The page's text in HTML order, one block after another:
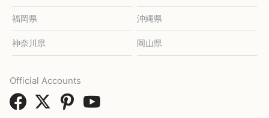
福岡県 沖縄県
神奈川県 岡山県
Official Accounts